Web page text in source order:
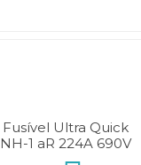
Fusível Ultra Quick
NH-1 aR 224A 690V